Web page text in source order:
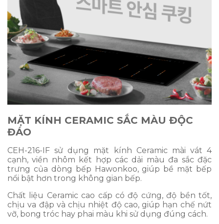
MẶT KÍNH CERAMIC SẮC MÀU ĐỘC
ĐÁO
CEH-216-IF sử dụng mặt kính Ceramic mài vát 4
cạnh, viền nhôm kết hợp các dải màu đa sắc đặc
trưng của dòng bếp Hawonkoo, giúp bề mặt bếp
nổi bật hơn trong không gian bếp.
Chất liệu Ceramic cao cấp có độ cứng, độ bền tốt,
chịu va đập và chịu nhiệt độ cao, giúp hạn chế nứt
vỡ, bong tróc hay phai màu khi sử dụng đúng cách.